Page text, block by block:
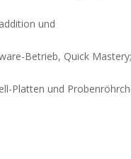
und
Betrieb, Quick Mastery;
Platten und